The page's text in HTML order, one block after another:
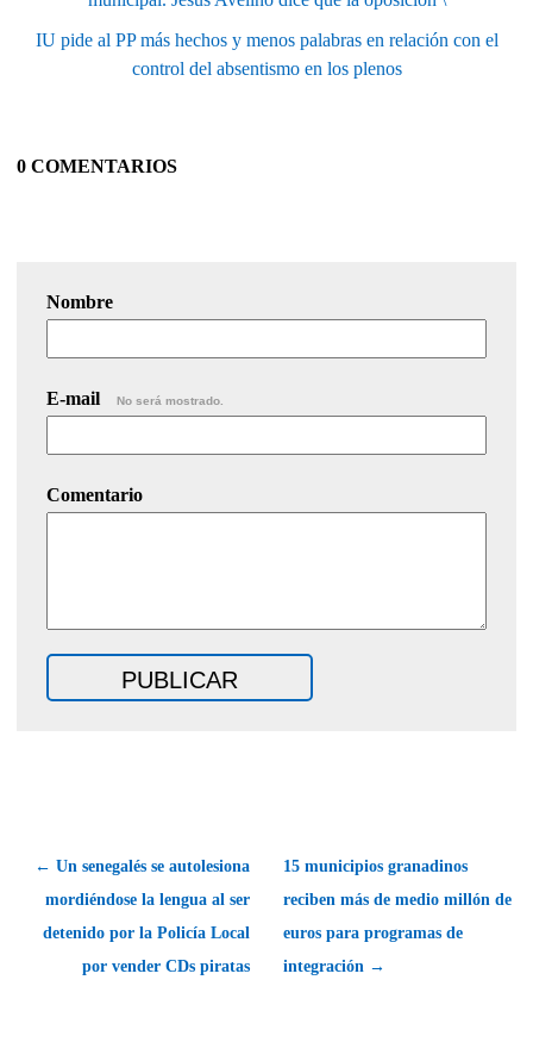
IU pide al PP más hechos y menos palabras en relación con el
control del absentismo en los plenos
0 COMENTARIOS
Nombre
E-mail No será mostrado.
Comentario
← Un senegalés se autolesiona
mordiéndose la lengua al ser
detenido por la Policía Local
por vender CDs piratas
15 municipios granadinos
reciben más de medio millón de
euros para programas de
integración →